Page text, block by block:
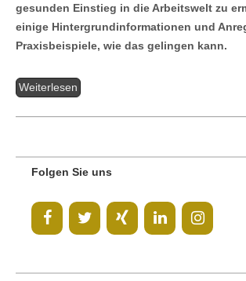
gesunden Einstieg in die Arbeitswelt zu
einige Hintergrundinformationen und
Praxisbeispiele, wie das gelingen kann.
Weiterlesen
Folgen Sie uns